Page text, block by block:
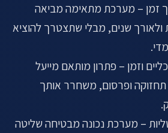
זמן – מערכת מתאימה מביאה
ולאורך שנים, מבלי שתצטרך להוציא
וזמן – פתרון מותאם מייעל
תחזוקה ופרסום, משחרר אותך
– מערכת נכונה מבטיחה שליטה